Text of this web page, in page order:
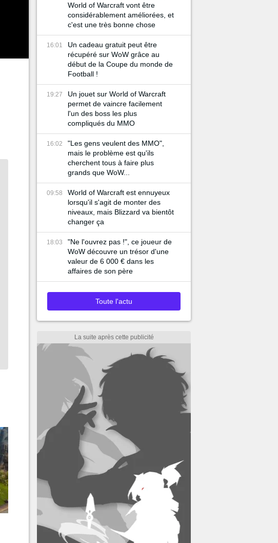
World of Warcraft vont être
considérablement améliorées, et
c'est une très bonne chose
16:01
Un cadeau gratuit peut être
récupéré sur WoW grâce au
début de la Coupe du monde de
Football !
19:27
Un jouet sur World of Warcraft
permet de vaincre facilement
l'un des boss les plus
compliqués du MMO
16:02
"Les gens veulent des MMO",
mais le problème est qu'ils
cherchent tous à faire plus
grands que WoW...
09:58
World of Warcraft est ennuyeux
lorsqu'il s'agit de monter des
niveaux, mais Blizzard va bientôt
changer ça
18:03
"Ne l'ouvrez pas !", ce joueur de
WoW découvre un trésor d'une
valeur de 6 000 € dans les
affaires de son père
Toute l'actu